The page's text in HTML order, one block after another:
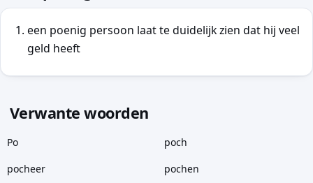
een poenig persoon laat te duidelijk zien dat hij veel
geld heeft
Verwante woorden
Po poch
pocheer pochen